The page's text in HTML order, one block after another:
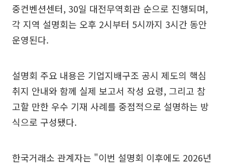
중컨벤션센터, 30일 대전무역회관 순으로 진행되며,
각 지역 설명회는 오후 2시부터 5시까지 3시간 동안
운영된다.
설명회 주요 내용은 기업지배구조 공시 제도의 핵심
취지 안내와 함께 실제 보고서 작성 요령, 그리고 참
고할 만한 우수 기재 사례를 중점적으로 설명하는 방
식으로 구성됐다.
한국거래소 관계자는 "이번 설명회 이후에도 2026년